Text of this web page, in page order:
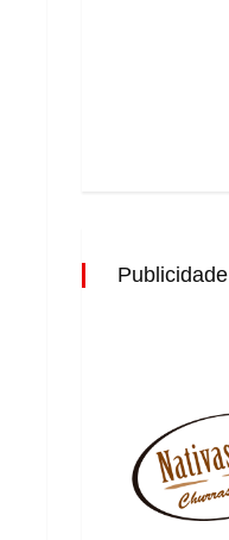
Publicidade